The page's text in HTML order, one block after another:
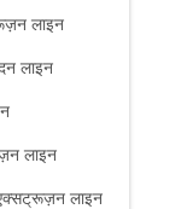
लाइन
लाइन
लाइन
एक्सट्रूज़न लाइन